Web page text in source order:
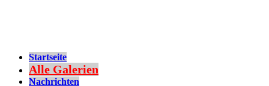
Startseite
Alle Galerien
Nachrichten